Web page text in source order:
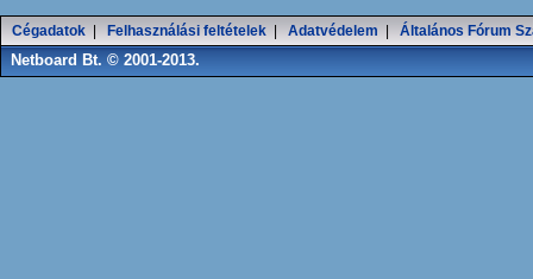
Cégadatok Felhasználási feltételek Adatvédelem Általános Fórum
Netboard Bt. © 2001-2013.